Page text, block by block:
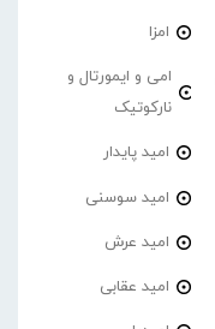
امزا
امی و ایمورتال و
نارکوتیک
امید پایدار
امید سوسنی
امید عرش
امید عقابی